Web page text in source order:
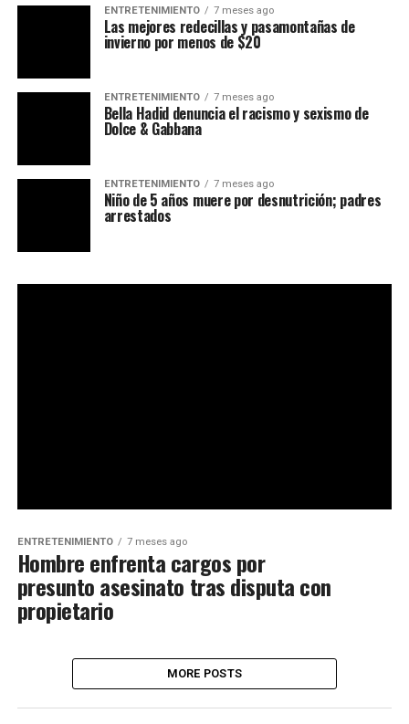
ENTRETENIMIENTO 7 meses ago
Las mejores redecillas y pasamontañas de
invierno por menos de $20
ENTRETENIMIENTO 7 meses ago
Bella Hadid denuncia el racismo y sexismo de
Dolce & Gabbana
ENTRETENIMIENTO 7 meses ago
Niño de 5 años muere por desnutrición; padres
arrestados
ENTRETENIMIENTO 7 meses ago
Hombre enfrenta cargos por
presunto asesinato tras disputa con
propietario
MORE POSTS